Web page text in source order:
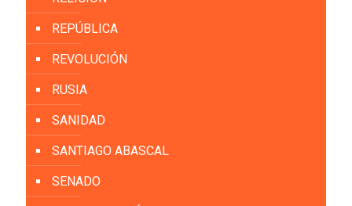
REPÚBLICA
REVOLUCIÓN
RUSIA
SANIDAD
SANTIAGO ABASCAL
SENADO